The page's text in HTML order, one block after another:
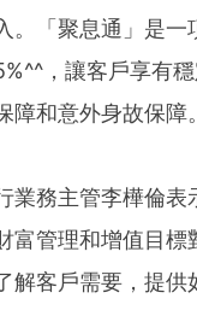
。「聚息通」是
，讓客戶享有
和意外身故保障。
業務主管李樺倫
富管理和增值目
解客戶需要，提